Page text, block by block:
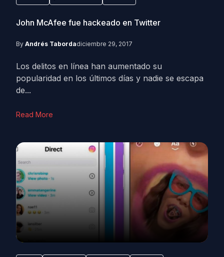
John McAfee fue hackeado en Twitter
By Andrés Tabordadiciembre 29, 2017
Los delitos en línea han aumentado su
popularidad en los últimos días y nadie se escapa
de...
Read More